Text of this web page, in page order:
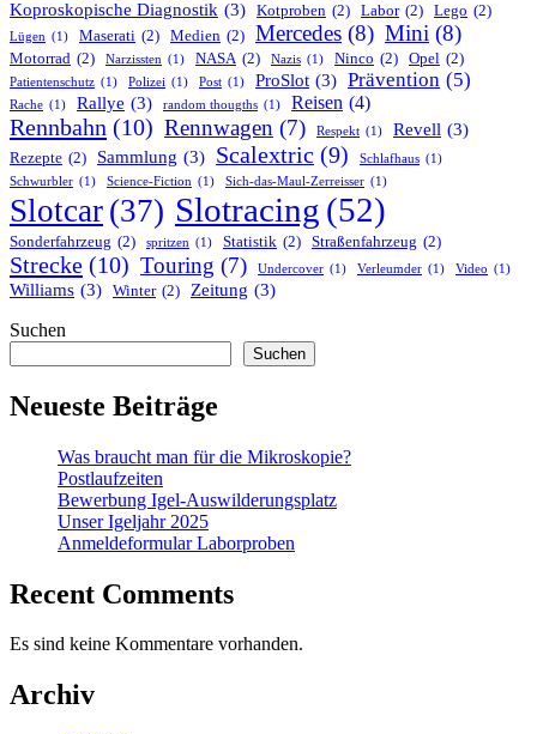
Koproskopische Diagnostik (3) Kotproben (2) Labor (2) Lego (2)
Lügen (1) Maserati (2) Medien (2) Mercedes (8) Mini (8)
Motorrad (2) Narzissten (1) NASA (2) Nazis (1) Ninco (2) Opel (2)
Patientenschutz (1) Polizei (1) Post (1) ProSlot (3) Prävention (5)
Rache (1) Rallye (3) random thougths (1) Reisen (4)
Rennbahn (10) Rennwagen (7) Respekt (1) Revell (3)
Rezepte (2) Sammlung (3) Scalextric (9) Schlafhaus (1)
Schwurbler (1) Science-Fiction (1) Sich-das-Maul-Zerreisser (1)
Slotcar (37) Slotracing (52)
Sonderfahrzeug (2) spritzen (1) Statistik (2) Straßenfahrzeug (2)
Strecke (10) Touring (7) Undercover (1) Verleumder (1) Video (1)
Williams (3) Winter (2) Zeitung (3)
Suchen
Suchen
Neueste Beiträge
Was braucht man für die Mikroskopie?
Postlaufzeiten
Bewerbung Igel-Auswilderungsplatz
Unser Igeljahr 2025
Anmeldeformular Laborproben
Recent Comments
Es sind keine Kommentare vorhanden.
Archiv